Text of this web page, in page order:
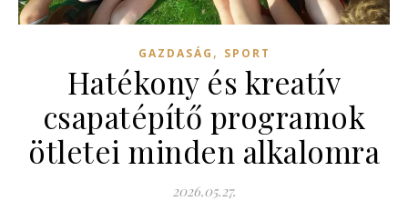
GAZDASÁG , SPORT
Hatékony és kreatív
csapatépítő programok
ötletei minden alkalomra
2026.05.27.